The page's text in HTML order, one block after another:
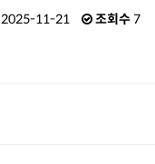
2025-11-21 조회수 7